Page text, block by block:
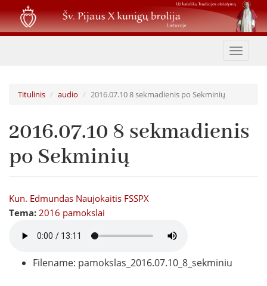
Pereiti
į
pagrindinį
Toggle
Titulinis audio 2016.07.10 8 sekmadienis po Sekminių
2016.07.10 8 sekmadienis
po Sekminių
Kun. Edmundas Naujokaitis FSSPX
Tema: 2016 pamokslai
Filename: pamokslas_2016.07.10_8_sekminiu